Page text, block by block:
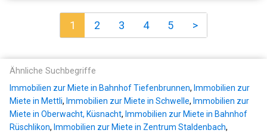
1 2 3 4 5 >
Ähnliche Suchbegriffe
Immobilien zur Miete in Bahnhof Tiefenbrunnen, Immobilien zur
Miete in Mettli, Immobilien zur Miete in Schwelle, Immobilien zur
Miete in Oberwacht, Küsnacht, Immobilien zur Miete in Bahnhof
Rüschlikon, Immobilien zur Miete in Zentrum Staldenbach,